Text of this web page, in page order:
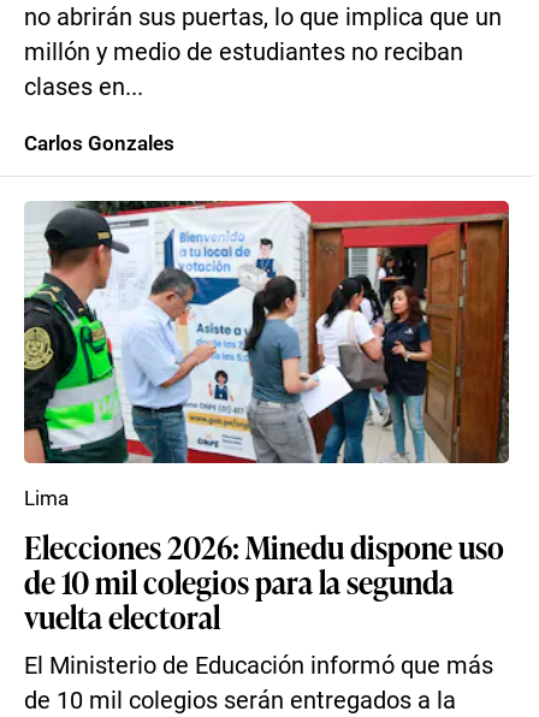
no abrirán sus puertas, lo que implica que un
millón y medio de estudiantes no reciban
clases en...
Carlos Gonzales
Elecciones 2026: Minedu dispone uso
de 10 mil colegios para la segunda
vuelta electoral
El Ministerio de Educación informó que más
de 10 mil colegios serán entregados a la
Lima